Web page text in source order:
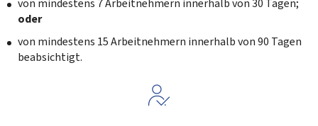
von mindestens 7 Arbeitnehmern innerhalb von 30 Tagen;
oder
von mindestens 15 Arbeitnehmern innerhalb von 90 Tagen
beabsichtigt.